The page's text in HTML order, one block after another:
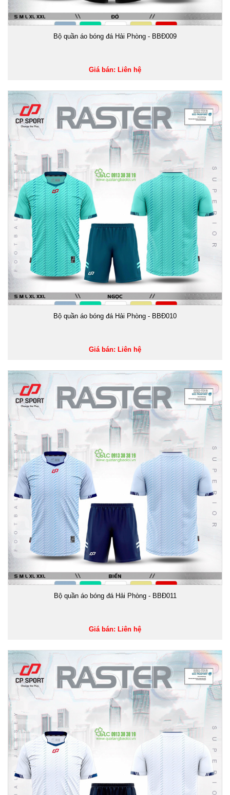
Bộ quần áo bóng đá Hải Phòng - BBĐ009
Giá bán: Liên hệ
Bộ quần áo bóng đá Hải Phòng - BBĐ010
Giá bán: Liên hệ
Bộ quần áo bóng đá Hải Phòng - BBĐ011
Giá bán: Liên hệ